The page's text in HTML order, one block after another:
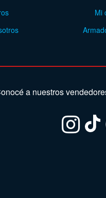
Mi
a nuestros